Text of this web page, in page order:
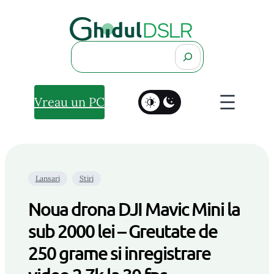
Search
Vreau un PC
Lansari Stiri
Noua drona DJI Mavic Mini la
sub 2000 lei – Greutate de
250 grame si inregistrare